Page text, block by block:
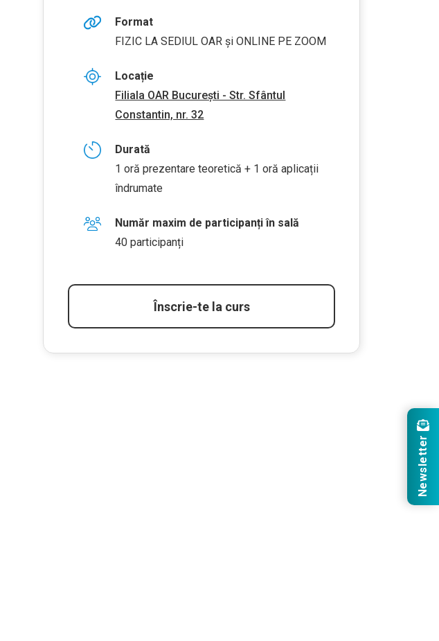
Format
FIZIC LA SEDIUL OAR și ONLINE PE ZOOM
Locație
Filiala OAR București - Str. Sfântul
Constantin, nr. 32
Durată
1 oră prezentare teoretică + 1 oră aplicații
îndrumate
Număr maxim de participanți în sală
40 participanți
Înscrie-te la curs
Newsletter